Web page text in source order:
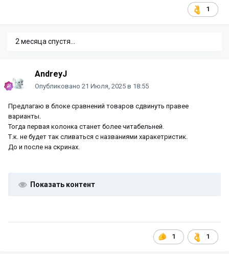
1
2 месяца спустя...
AndreyJ
Опубликовано 21 Июля, 2025 в 18:55
Предлагаю в блоке сравнений товаров сдвинуть правее
варианты.
Тогда первая колонка станет более читабельней.
Т.к. не будет так сливаться с названиями харакетристик.
До и после на скринах.
Показать контент
1 1